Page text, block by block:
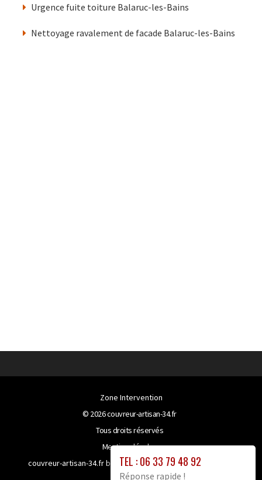
Urgence fuite toiture Balaruc-les-Bains
Nettoyage ravalement de facade Balaruc-les-Bains
TEL : 06 33 79 48 92
Réponse rapide !
Zone Intervention
© 2026couvreur-artisan-34.fr
Tous droits réservés
Mentions légales
couvreur-artisan-34.fr bénéficie de la technologie